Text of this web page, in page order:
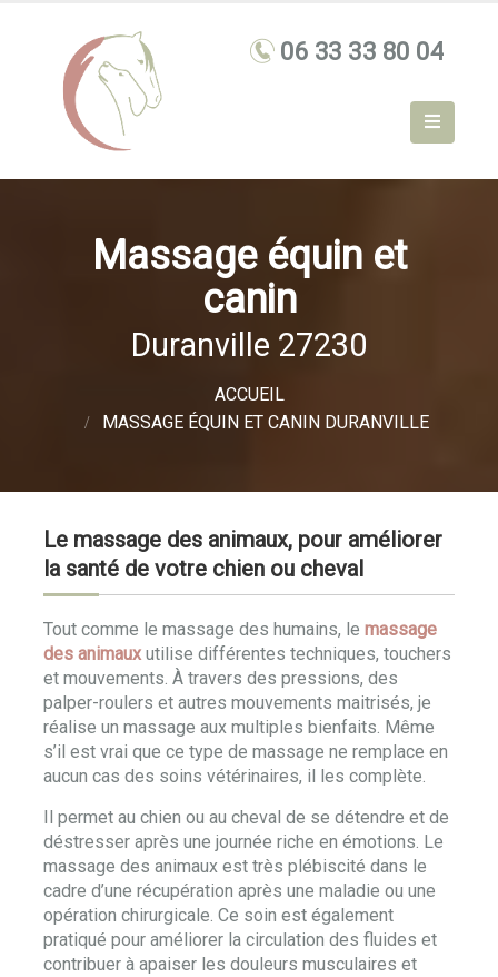
Massage équin et
canin
Duranville 27230
ACCUEIL
MASSAGE ÉQUIN ET CANIN DURANVILLE
Le massage des animaux, pour améliorer
la santé de votre chien ou cheval
Tout comme le massage des humains, le massage
des animauxutilise différentes techniques, touchers
et mouvements. À travers des pressions, des
palper-roulers et autres mouvements maitrisés, je
réalise un massage aux multiples bienfaits. Même
s’il est vrai que ce type de massage ne remplace en
aucun cas des soins vétérinaires, il les complète.
Il permet au chien ou au cheval de se détendre et de
déstresser après une journée riche en émotions. Le
massage des animaux est très plébiscité dans le
cadre d’une récupération après une maladie ou une
opération chirurgicale. Ce soin est également
pratiqué pour améliorer la circulation des fluides et
contribuer à apaiser les douleurs musculaires et